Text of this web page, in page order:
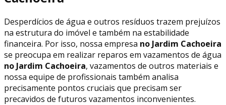
Desperdícios de água e outros resíduos trazem prejuízos
na estrutura do imóvel e também na estabilidade
financeira. Por isso, nossa empresa no Jardim Cachoeira
se preocupa em realizar reparos em vazamentos de água
no Jardim Cachoeira, vazamentos de outros materiais e
nossa equipe de profissionais também analisa
precisamente pontos cruciais que precisam ser
precavidos de futuros vazamentos inconvenientes.